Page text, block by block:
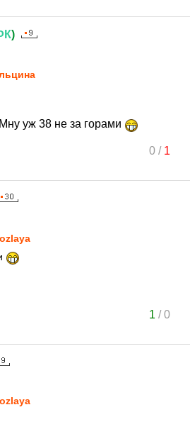
)
Мну уж 38 не за горами
0/ 1
1 /0